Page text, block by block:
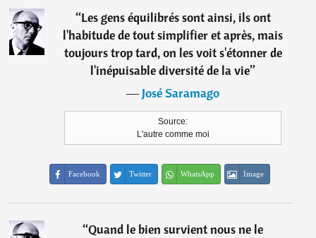
“Les gens équilibrés sont ainsi, ils ont
l'habitude de tout simplifier et après, mais
toujours trop tard, on les voit s'étonner de
l'inépuisable diversité de la vie”
―José Saramago
Source:
L'autre comme moi
Facebook Twitter WhatsApp Image
“Quand le bien survient nous ne le